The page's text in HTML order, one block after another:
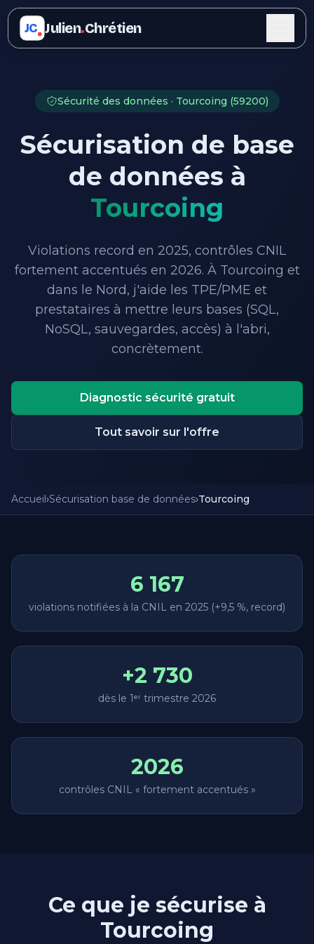
JC Julien.Chrétien
Sécurité des données · Tourcoing (59200)
Sécurisation de base
de données à
Tourcoing
Violations record en 2025, contrôles CNIL
fortement accentués en 2026. À Tourcoing et
dans le Nord, j'aide les TPE/PME et
prestataires à mettre leurs bases (SQL,
NoSQL, sauvegardes, accès) à l'abri,
concrètement.
Diagnostic sécurité gratuit
Tout savoir sur l'offre
Accueil›Sécurisation base de données›Tourcoing
6 167
violations notifiées à la CNIL en 2025 (+9,5 %, record)
+2 730
dès le 1ᵉʳ trimestre 2026
2026
contrôles CNIL « fortement accentués »
Ce que je sécurise à
Tourcoing